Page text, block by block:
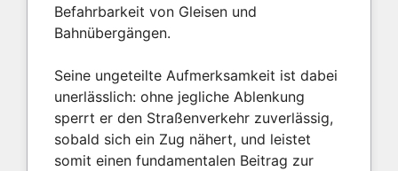
Befahrbarkeit von Gleisen und
Bahnübergängen.
Seine ungeteilte Aufmerksamkeit ist dabei
unerlässlich: ohne jegliche Ablenkung
sperrt er den Straßenverkehr zuverlässig,
sobald sich ein Zug nähert, und leistet
somit einen fundamentalen Beitrag zur